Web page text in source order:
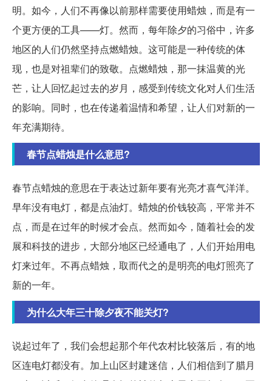
明。如今，人们不再像以前那样需要使用蜡烛，而是有一
个更方便的工具——灯。然而，每年除夕的习俗中，许多
地区的人们仍然坚持点燃蜡烛。这可能是一种传统的体
现，也是对祖辈们的致敬。点燃蜡烛，那一抹温黄的光
芒，让人回忆起过去的岁月，感受到传统文化对人们生活
的影响。同时，也在传递着温情和希望，让人们对新的一
年充满期待。
春节点蜡烛是什么意思?
春节点蜡烛的意思在于表达过新年要有光亮才喜气洋洋。
早年没有电灯，都是点油灯。蜡烛的价钱较高，平常并不
点，而是在过年的时候才会点。然而如今，随着社会的发
展和科技的进步，大部分地区已经通电了，人们开始用电
灯来过年。不再点蜡烛，取而代之的是明亮的电灯照亮了
新的一年。
为什么大年三十除夕夜不能关灯?
说起过年了，我们会想起那个年代农村比较落后，有的地
区连电灯都没有。加上山区封建迷信，人们相信到了腊月